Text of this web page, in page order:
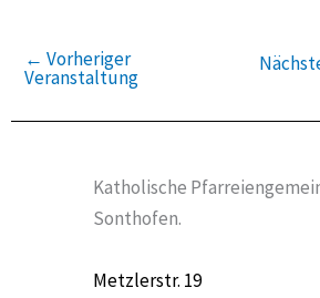
← Vorheriger
Veranstaltung
Katholische
Sonthofen.
Metzlerstr. 19